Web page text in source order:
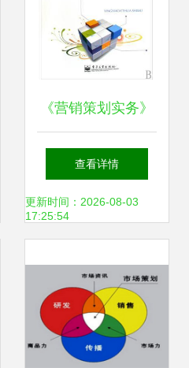
《营销策划实务》
高职高专教材解析
能力导向的市场营
查看详情
更新时间：2026-08-03
17:25:54